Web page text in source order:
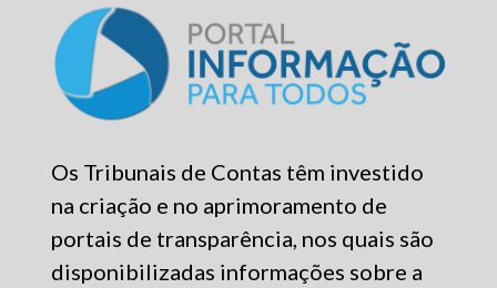
Os Tribunais de Contas têm investido
na criação e no aprimoramento de
portais de transparência, nos quais são
disponibilizadas informações sobre a